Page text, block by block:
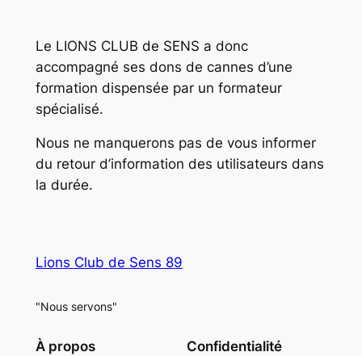
Le LIONS CLUB de SENS a donc
accompagné ses dons de cannes d’une
formation dispensée par un formateur
spécialisé.
Nous ne manquerons pas de vous informer
du retour d’information des utilisateurs dans
la durée.
Lions Club de Sens 89
"Nous servons"
À propos Confidentialité